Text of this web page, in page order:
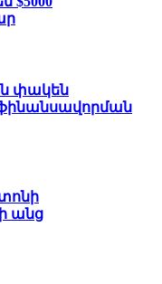
փակեն
անց